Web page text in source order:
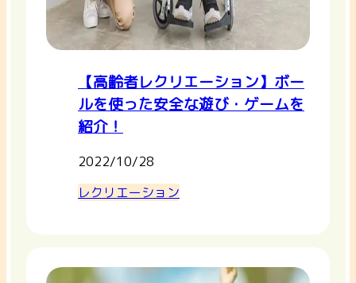
【高齢者レクリエーション】ボー
ルを使った安全な遊び・ゲームを
紹介！
2022/10/28
レクリエーション